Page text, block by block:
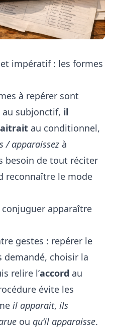
impératif : les formes
à repérer sont
au subjonctif, il
au conditionnel,
/ apparaissez à
besoin de tout réciter
reconnaître le mode
apparaître
gestes : repérer le
choisir la
relire l’accord au
évite les
il apparait, ils
ou qu’il apparaisse.